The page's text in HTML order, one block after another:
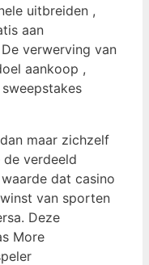
uitbreiden ,
aan
verwerving van
aankoop ,
maar zichzelf
verdeeld
dat casino
van sporten
Deze
More